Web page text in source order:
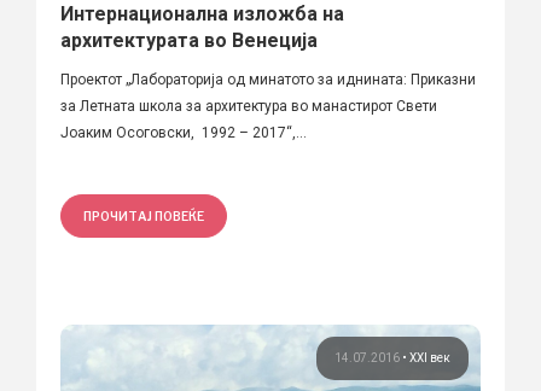
Интернационална изложба на
архитектурата во Венеција
Проектот „Лабораторија од минатото за иднината: Приказни
за Летната школа за архитектура во манастирот Свети
Јоаким Осоговски, 1992 – 2017“,...
ПРОЧИТАЈ ПОВЕЌЕ
14.07.2016 • XXI век